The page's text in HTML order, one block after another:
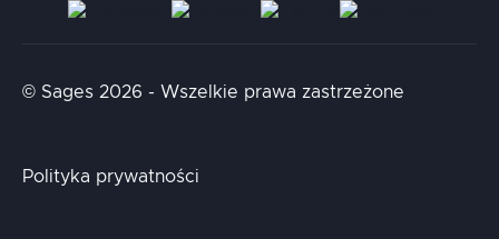
AI & NLP Day
© Sages 2026 - Wszelkie prawa zastrzeżone
Polityka prywatności